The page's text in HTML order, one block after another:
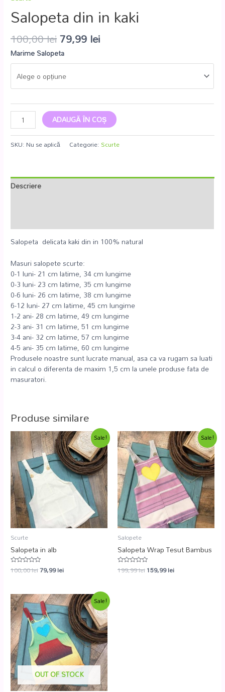
Salopeta din in kaki
100,00lei79,99 lei
Marime Salopeta
ADAUGĂ ÎN COȘ
SKU: Nu se aplică Categorie:Scurte
Descriere
Salopeta delicata kaki din in 100% natural
Masuri salopete scurte:
0-1 luni- 21 cm latime, 34 cm lungime
0-3 luni- 23 cm latime, 35 cm lungime
0-6 luni- 26 cm latime, 38 cm lungime
6-12 luni- 27 cm latime, 45 cm lungime
1-2 ani- 28 cm latime, 49 cm lungime
2-3 ani- 31 cm latime, 51 cm lungime
3-4 ani- 32 cm latime, 57 cm lungime
4-5 ani- 35 cm latime, 60 cm lungime
Produsele noastre sunt lucrate manual, asa ca va rugam sa luati
in calcul o diferenta de maxim 1,5 cm la unele produse fata de
masuratori.
Produse similare
Sale!
Scurte
Salopeta in alb
Evaluat
la
100,00lei79,99lei
Sale!
Salopete
Salopeta Wrap Tesut Bambus
Evaluat
la
199,99lei159,99lei
Sale!
OUT OF STOCK